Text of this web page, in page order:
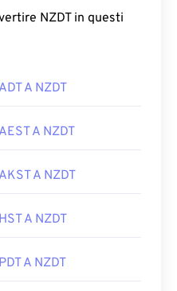
NZDT in questi
ADT A NZDT
AEST A NZDT
AKST A NZDT
HST A NZDT
PDT A NZDT